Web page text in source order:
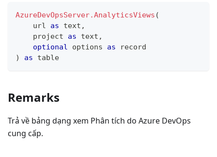
AzureDevOpsServer.AnalyticsViews (
    url
as text ,
    project
as text ,
optional options as
record
)
as table
Remarks
Trả về bảng dạng xem Phân tích do Azure DevOps
cung cấp.